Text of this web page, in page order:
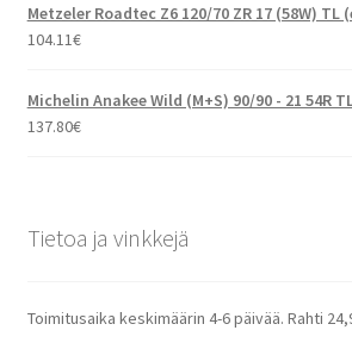
Metzeler Roadtec Z6 120/70 ZR 17 (58W) TL
104.11€
Michelin Anakee Wild (M+S) 90/90 - 21 54R
137.80€
Tietoa ja vinkkejä
Toimitusaika keskimäärin 4-6 päivää. Rahti